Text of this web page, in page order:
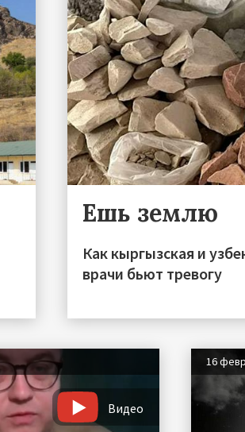
Ешь землю
Как кыргызская и
врачи бьют тревогу
Видео
16